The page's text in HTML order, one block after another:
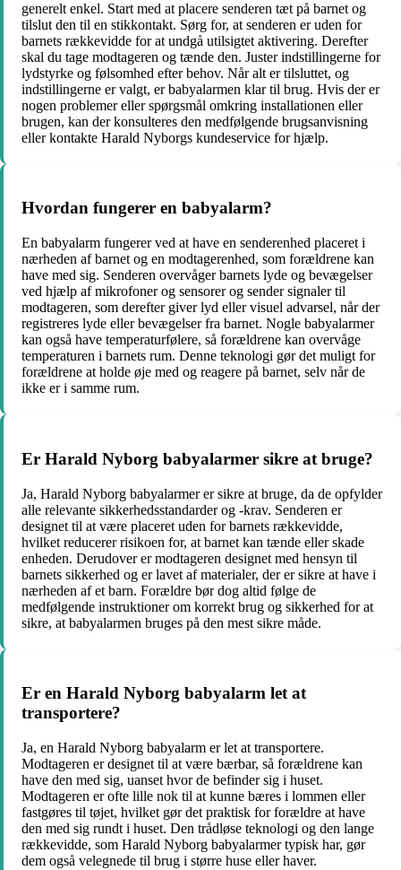
generelt enkel. Start med at placere senderen tæt på barnet og
tilslut den til en stikkontakt. Sørg for, at senderen er uden for
barnets rækkevidde for at undgå utilsigtet aktivering. Derefter
skal du tage modtageren og tænde den. Juster indstillingerne for
lydstyrke og følsomhed efter behov. Når alt er tilsluttet, og
indstillingerne er valgt, er babyalarmen klar til brug. Hvis der er
nogen problemer eller spørgsmål omkring installationen eller
brugen, kan der konsulteres den medfølgende brugsanvisning
eller kontakte Harald Nyborgs kundeservice for hjælp.
Hvordan fungerer en babyalarm?
En babyalarm fungerer ved at have en senderenhed placeret i
nærheden af barnet og en modtagerenhed, som forældrene kan
have med sig. Senderen overvåger barnets lyde og bevægelser
ved hjælp af mikrofoner og sensorer og sender signaler til
modtageren, som derefter giver lyd eller visuel advarsel, når der
registreres lyde eller bevægelser fra barnet. Nogle babyalarmer
kan også have temperaturfølere, så forældrene kan overvåge
temperaturen i barnets rum. Denne teknologi gør det muligt for
forældrene at holde øje med og reagere på barnet, selv når de
ikke er i samme rum.
Er Harald Nyborg babyalarmer sikre at bruge?
Ja, Harald Nyborg babyalarmer er sikre at bruge, da de opfylder
alle relevante sikkerhedsstandarder og -krav. Senderen er
designet til at være placeret uden for barnets rækkevidde,
hvilket reducerer risikoen for, at barnet kan tænde eller skade
enheden. Derudover er modtageren designet med hensyn til
barnets sikkerhed og er lavet af materialer, der er sikre at have i
nærheden af et barn. Forældre bør dog altid følge de
medfølgende instruktioner om korrekt brug og sikkerhed for at
sikre, at babyalarmen bruges på den mest sikre måde.
Er en Harald Nyborg babyalarm let at
transportere?
Ja, en Harald Nyborg babyalarm er let at transportere.
Modtageren er designet til at være bærbar, så forældrene kan
have den med sig, uanset hvor de befinder sig i huset.
Modtageren er ofte lille nok til at kunne bæres i lommen eller
fastgøres til tøjet, hvilket gør det praktisk for forældre at have
den med sig rundt i huset. Den trådløse teknologi og den lange
rækkevidde, som Harald Nyborg babyalarmer typisk har, gør
dem også velegnede til brug i større huse eller haver.